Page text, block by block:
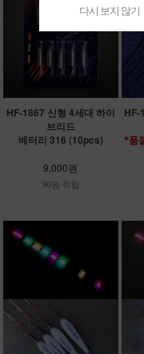
HF-1867 신형 4세대 하이
브리드
배터리 316 (10pcs)
9,000원
90원 적립
HF-
*품
다시 보지 않기